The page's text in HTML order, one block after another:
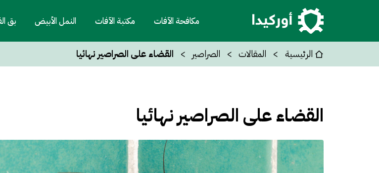
مكافحة الآفات مكتبة الآفات النمل الأبيض بق
الرئيسية المقالات الصراصير القضاء على الصراصير نهائيا
القضاء على الصراصير نهائيا